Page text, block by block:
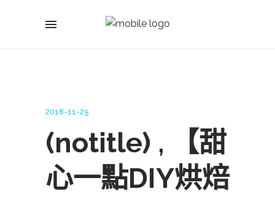
2018-11-25
(notitle) , 【甜
心一點DIY烘焙